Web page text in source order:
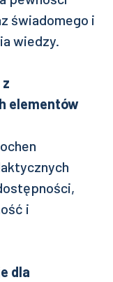
świadomego i
wiedzy.
elementów
i
dla